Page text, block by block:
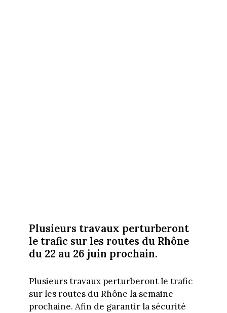
Plusieurs travaux perturberont
le trafic sur les routes du Rhône
du 22 au 26 juin prochain.
Plusieurs travaux perturberont le trafic
sur les routes du Rhône la semaine
prochaine. Afin de garantir la sécurité